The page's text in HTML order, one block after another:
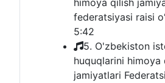
himoya qilish
federatsiyasi raisi
5:42
5. O'zbekiston
huquqlarini himoya
jamiyatlari